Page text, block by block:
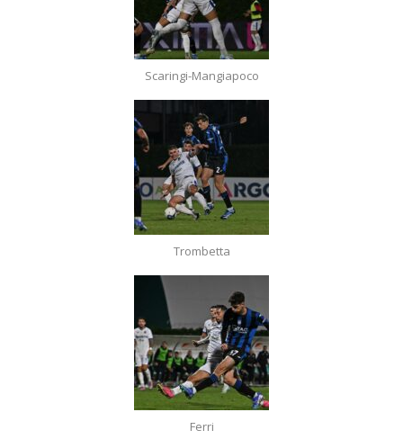
Scaringi-Mangiapoco
Trombetta
Ferri